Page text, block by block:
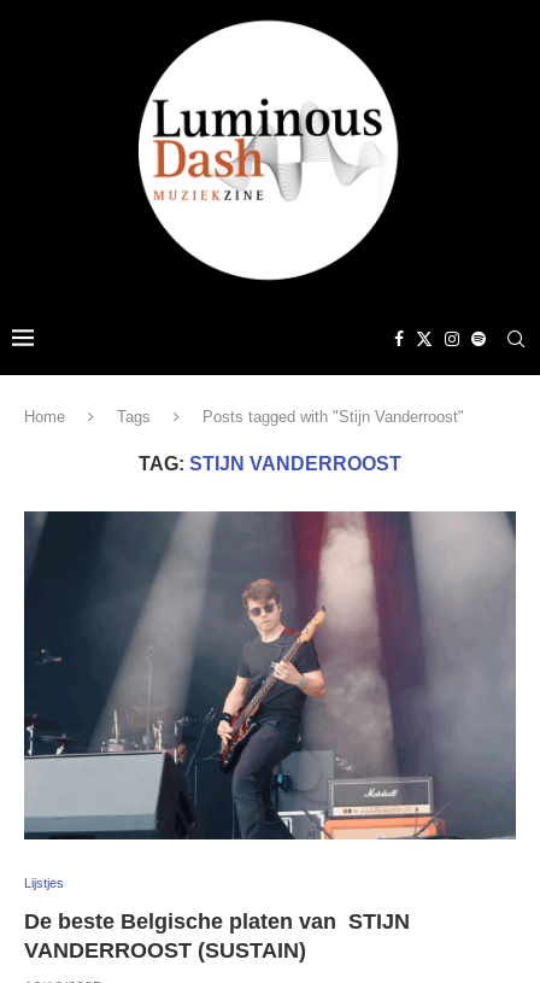
Home Tags Posts tagged with "Stijn Vanderroost"
TAG: STIJN VANDERROOST
Lijstjes
De beste Belgische platen van STIJN
VANDERROOST (SUSTAIN)